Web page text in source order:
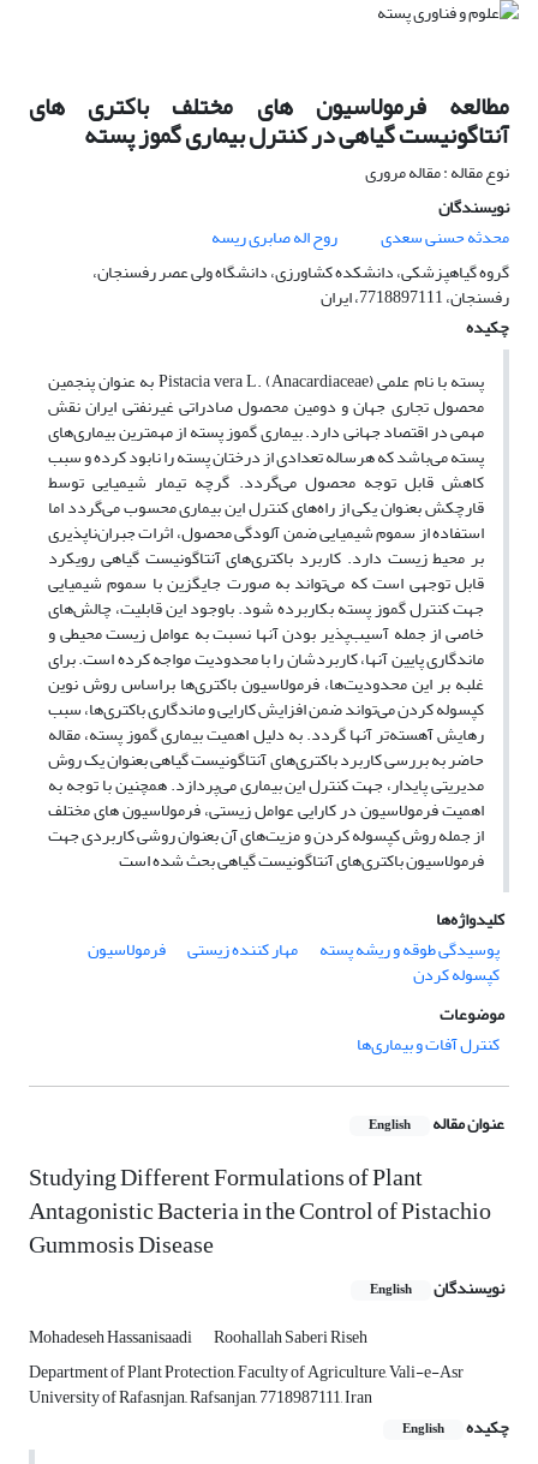
مطالعه فرمولاسیون های مختلف باکتری های
آنتاگونیست گیاهی در کنترل بیماری گموز پسته
نوع مقاله : مقاله مروری
نویسندگان
محدثه حسنی سعدی
روح اله صابری ریسه
گروه گیاهپزشکی، دانشکده کشاورزی، دانشگاه ولی عصر رفسنجان،
رفسنجان، 7718897111، ایران
چکیده
پسته با نام علمی Pistacia vera L. (Anacardiaceae) به عنوان پنجمین
محصول تجاری جهان و دومین محصول صادراتی غیر‌نفتی ایران نقش
مهمی در اقتصاد جهانی دارد. بیماری گموز پسته از مهمترین بیماری‌های
پسته می‌باشد که هرساله تعدادی از درختان پسته را نابود کرده و سبب
کاهش قابل توجه محصول می‌گردد. گرچه تیمار شیمیایی توسط
قارچکش بعنوان یکی از راه‌های کنترل این بیماری محسوب می‌گردد اما
استفاده از سموم شیمیایی ضمن آلودگی محصول، اثرات جبران‌ناپذیری
بر محیط زیست دارد. کاربرد باکتری‌های آنتاگونیست گیاهی رویکرد
قابل توجهی است که می‌تواند به صورت جایگزین با سموم شیمیایی
جهت کنترل گموز پسته بکاربرده شود. باوجود این قابلیت، چالش‌های
خاصی از جمله آسیب‌پذیر بودن آنها نسبت به عوامل زیست محیطی و
ماندگاری پایین آنها، کاربردشان را با محدودیت مواجه کرده است. برای
غلبه بر این محدودیت‌ها، فرمولاسیون باکتری‌ها براساس روش نوین‌
کپسوله کردن می‌تواند ضمن افزایش کارایی و ماندگاری باکتری‌ها، سبب
رهایش آهسته‌تر آنها گردد. به دلیل اهمیت بیماری گموز پسته، مقاله
حاضر به بررسی کاربرد باکتری‌های آنتاگونیست گیاهی بعنوان یک روش
مدیریتی پایدار، جهت کنترل این بیماری می‌پردازد. همچنین با توجه به
اهمیت فرمولاسیون در کارایی عوامل زیستی، فرمولاسیون های مختلف
از جمله روش کپسوله کردن و مزیت‌های آن بعنوان روشی کاربردی جهت
فرمولاسیون باکتری‌های آنتاگونیست گیاهی بحث شده است
کلیدواژه‌ها
پوسیدگی طوقه و ریشه پسته
مهار کننده زیستی فرمولاسیون
کپسوله کردن
موضوعات
کنترل آفات و بیماری‌ها
عنوان مقاله English
Studying Different Formulations of Plant
Antagonistic Bacteria in the Control of Pistachio
Gummosis Disease
نویسندگان English
Mohadeseh Hassanisaadi
Roohallah Saberi Riseh
Department of Plant Protection, Faculty of Agriculture, Vali-e-Asr
University of Rafasnjan,, Rafsanjan, 7718987111, Iran
چکیده
English